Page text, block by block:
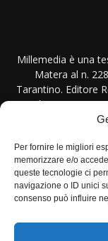
Per fornire le migliori
memorizzare e/o
queste tecnologie ci
navigazione o ID unici
consenso può influire
Millemedia è una
Matera al n.
Tarantino. Editore
al ROC